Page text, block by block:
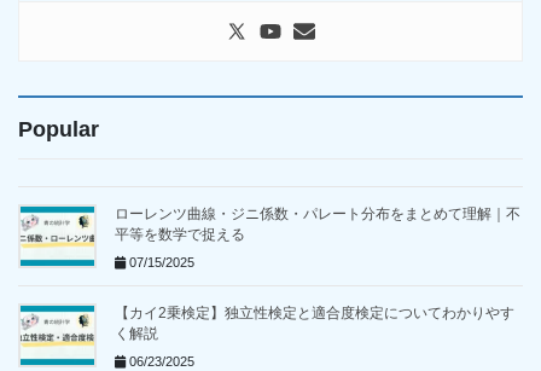
Popular
ローレンツ曲線・ジニ係数・パレート分布をまとめて理解｜不
平等を数学で捉える
07/15/2025
【カイ2乗検定】独立性検定と適合度検定についてわかりやす
く解説
06/23/2025